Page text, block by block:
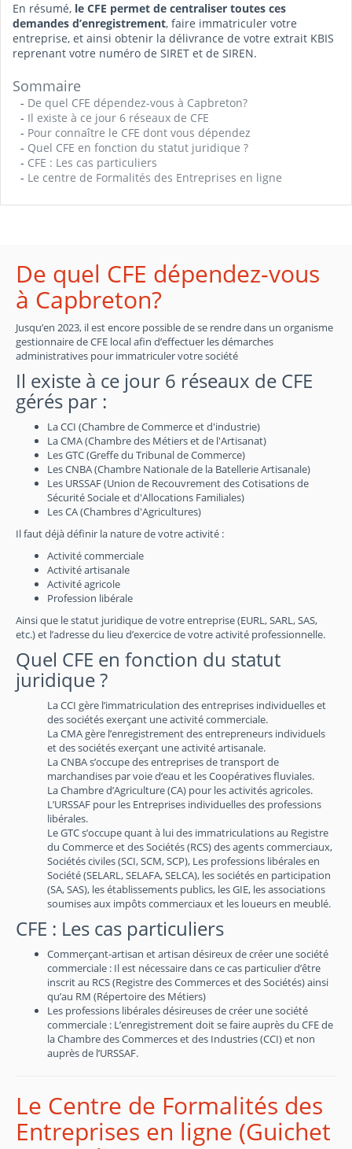
En résumé, le CFE permet de centraliser toutes ces
demandes d’enregistrement, faire immatriculer votre
entreprise, et ainsi obtenir la délivrance de votre extrait KBIS
reprenant votre numéro de SIRET et de SIREN.
Sommaire
- De quel CFE dépendez-vous à Capbreton?
- Il existe à ce jour 6 réseaux de CFE
- Pour connaître le CFE dont vous dépendez
- Quel CFE en fonction du statut juridique ?
- CFE : Les cas particuliers
- Le centre de Formalités des Entreprises en ligne
De quel CFE dépendez-vous
à Capbreton?
Jusqu’en 2023, il est encore possible de se rendre dans un organisme
gestionnaire de CFE local afin d’effectuer les démarches
administratives pour immatriculer votre société
Il existe à ce jour 6 réseaux de CFE
gérés par :
La CCI (Chambre de Commerce et d'industrie)
La CMA (Chambre des Métiers et de l'Artisanat)
Les GTC (Greffe du Tribunal de Commerce)
Les CNBA (Chambre Nationale de la Batellerie Artisanale)
Les URSSAF (Union de Recouvrement des Cotisations de
Sécurité Sociale et d'Allocations Familiales)
Les CA (Chambres d'Agricultures)
Il faut déjà définir la nature de votre activité :
Activité commerciale
Activité artisanale
Activité agricole
Profession libérale
Ainsi que le statut juridique de votre entreprise (EURL, SARL, SAS,
etc.) et l’adresse du lieu d’exercice de votre activité professionnelle.
Quel CFE en fonction du statut
juridique ?
La CCI gère l’immatriculation des entreprises individuelles et
des sociétés exerçant une activité commerciale.
La CMA gère l’enregistrement des entrepreneurs individuels
et des sociétés exerçant une activité artisanale.
La CNBA s’occupe des entreprises de transport de
marchandises par voie d’eau et les Coopératives fluviales.
La Chambre d’Agriculture (CA) pour les activités agricoles.
L’URSSAF pour les Entreprises individuelles des professions
libérales.
Le GTC s’occupe quant à lui des immatriculations au Registre
du Commerce et des Sociétés (RCS) des agents commerciaux,
Sociétés civiles (SCI, SCM, SCP), Les professions libérales en
Société (SELARL, SELAFA, SELCA), les sociétés en participation
(SA, SAS), les établissements publics, les GIE, les associations
soumises aux impôts commerciaux et les loueurs en meublé.
CFE : Les cas particuliers
Commerçant-artisan et artisan désireux de créer une société
commerciale : Il est nécessaire dans ce cas particulier d’être
inscrit au RCS (Registre des Commerces et des Sociétés) ainsi
qu’au RM (Répertoire des Métiers)
Les professions libérales désireuses de créer une société
commerciale : L’enregistrement doit se faire auprès du CFE de
la Chambre des Commerces et des Industries (CCI) et non
auprès de l’URSSAF.
Le Centre de Formalités des
Entreprises en ligne (Guichet